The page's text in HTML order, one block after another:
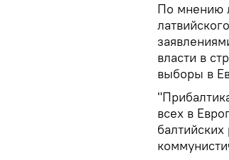
По мнению
власти в
выборы в
всех в